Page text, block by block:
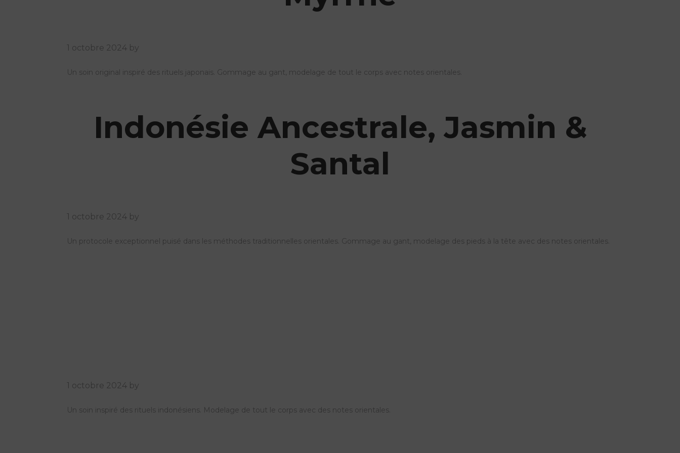
1 octobre 2024 by
Un soin original inspiré des rituels japonais. Gommage au gant, modelage de tout le corps avec notes orientales.
1 octobre 2024 by
Un protocole exceptionnel puisé dans les méthodes traditionnelles orientales. Gommage au gant, modelage des pieds à la tête avec des notes orientales.
Indonésie Ancestrale, Jasmin &
Santal
1 octobre 2024 by
Un soin inspiré des rituels indonésiens. Modelage de tout le corps avec des notes orientales.